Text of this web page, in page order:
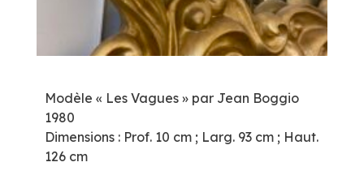
Modèle « Les Vagues » par Jean Boggio
1980
Dimensions : Prof. 10 cm ; Larg. 93 cm ; Haut.
126 cm